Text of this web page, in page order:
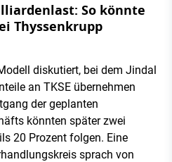
So könnte
Thyssenkrupp
diskutiert, bei dem Jindal
an TKSE übernehmen
der geplanten
könnten später zwei
20 Prozent folgen. Eine
sprach von